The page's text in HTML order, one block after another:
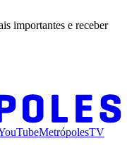
importantes e receber
MetrópolesTV